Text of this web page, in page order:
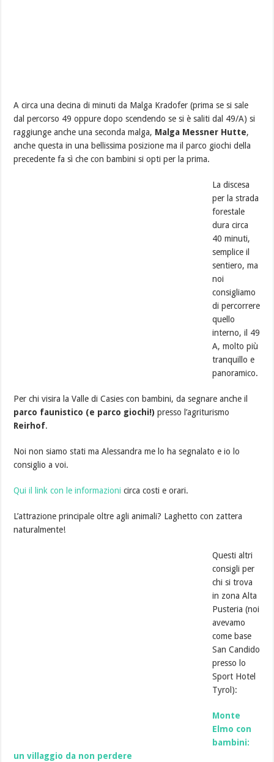
A circa una decina di minuti da Malga Kradofer (prima se si sale
dal percorso 49 oppure dopo scendendo se si è saliti dal 49/A) si
raggiunge anche una seconda malga, Malga Messner Hutte,
anche questa in una bellissima posizione ma il parco giochi della
precedente fa sì che con bambini si opti per la prima.
La discesa
per la strada
forestale
dura circa
40 minuti,
semplice il
sentiero, ma
noi
consigliamo
di percorrere
quello
interno, il 49
A, molto più
tranquillo e
panoramico.
Per chi visira la Valle di Casies con bambini, da segnare anche il
parco faunistico (e parco giochi!) presso l’agriturismo
Reirhof.
Noi non siamo stati ma Alessandra me lo ha segnalato e io lo
consiglio a voi.
Qui il link con le informazioni circa costi e orari.
L’attrazione principale oltre agli animali? Laghetto con zattera
naturalmente!
Questi altri
consigli per
chi si trova
in zona Alta
Pusteria (noi
avevamo
come base
San Candido
presso lo
Sport Hotel
Tyrol):
Monte
Elmo con
bambini:
un villaggio da non perdere